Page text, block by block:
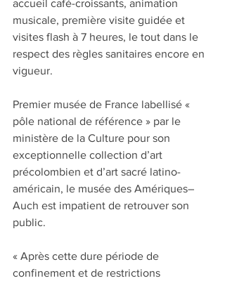
accueil café-croissants, animation
musicale, première visite guidée et
visites flash à 7 heures, le tout dans le
respect des règles sanitaires encore en
vigueur.
Premier musée de France labellisé «
pôle national de référence » par le
ministère de la Culture pour son
exceptionnelle collection d’art
précolombien et d’art sacré latino-
américain, le musée des Amériques–
Auch est impatient de retrouver son
public.
« Après cette dure période de
confinement et de restrictions